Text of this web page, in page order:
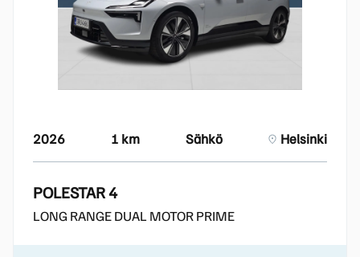
2026 1 km Sähkö Helsinki
POLESTAR 4
LONG RANGE DUAL MOTOR PRIME